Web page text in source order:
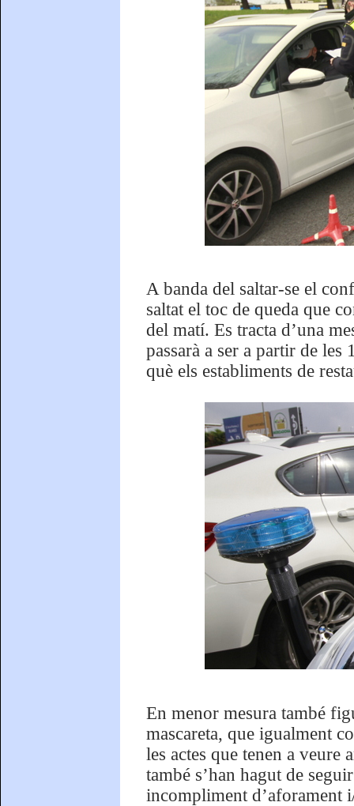
A banda del saltar-se el
saltat el toc de queda que
del matí. Es tracta d’una
passarà a ser a partir de
què els establiments de
En menor mesura també
mascareta, que igualment
les actes que tenen a veure
també s’han hagut de
incompliment d’aforament